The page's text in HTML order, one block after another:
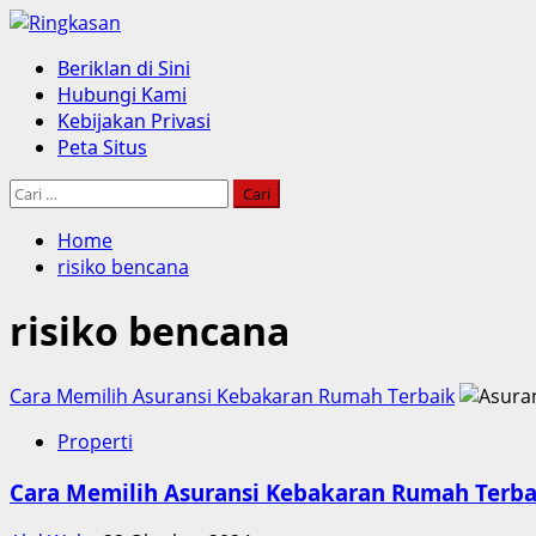
Skip
content
Primary
Menu
Beriklan di Sini
Hubungi Kami
Kebijakan Privasi
Peta Situs
Cari
Home
risiko bencana
risiko bencana
Cara Memilih Asuransi Kebakaran Rumah Terbaik
Properti
Cara Memilih Asuransi Kebakaran Rumah